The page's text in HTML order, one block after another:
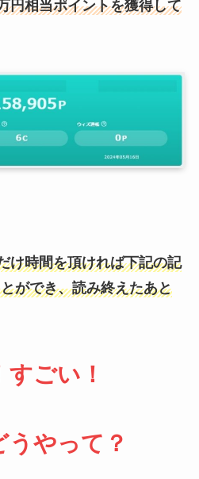
円相当ポイントを獲得して
け時間を頂ければ下記の記
ができ、読み終えたあと
すごい！
うやって？